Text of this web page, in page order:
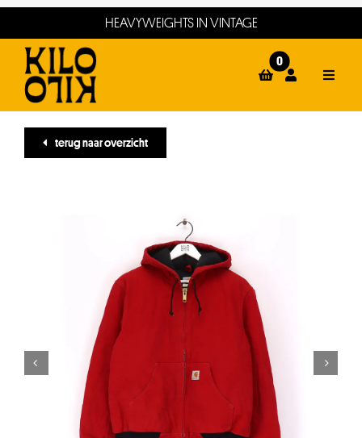
Ga
inhoud
HEAVYWEIGHTS IN VINTAGE
0
Toggle
home
webshop
terug naar overzicht
 